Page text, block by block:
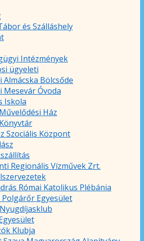
és Szálláshely
Intézmények
ügyeleti
Almácska Bölcsőde
Mesevár Óvoda
Iskola
Ház
Szociális Központ
Regionális Vízművek Zrt.
Római Katolikus Plébánia
Polgárőr Egyesület
Klubja